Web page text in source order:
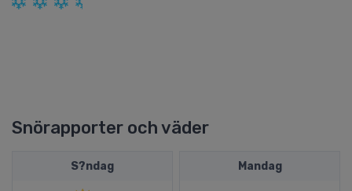
Snörapporter och väder
S?ndag Mandag